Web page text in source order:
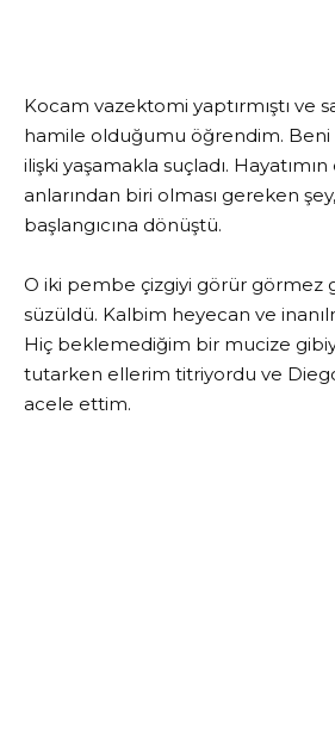
Kocam vazektomi yaptırmıştı ve
hamile olduğumu öğrendim. Beni
ilişki yaşamakla suçladı.
anlarından biri olması gereken
başlangıcına dönüştü.
O iki pembe çizgiyi görür görmez
süzüldü. Kalbim heyecan ve
Hiç beklemediğim bir mucize
tutarken ellerim titriyordu ve
acele ettim.